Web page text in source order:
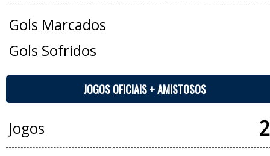
Gols Marcados
Gols Sofridos
JOGOS OFICIAIS + AMISTOSOS
Jogos